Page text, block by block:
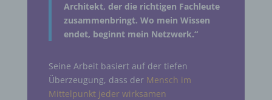
Architekt, der die richtigen Fachleute
zusammenbringt. Wo mein Wissen
endet, beginnt mein Netzwerk.“
Seine Arbeit basiert auf der tiefen
Überzeugung, dass der Mensch im
Mittelpunkt jeder wirksamen